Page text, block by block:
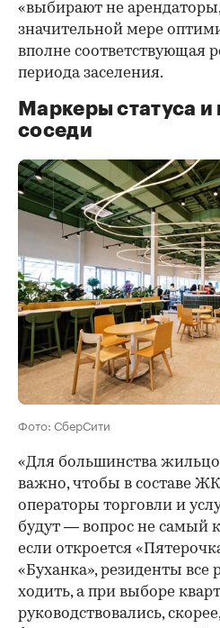
«выбирают не
значительной мере
вполне соответствующая
периода заселения.
Маркеры статуса
соседи
Фото: СберСити
«Для большинства
важно, чтобы в составе
операторы торговли и
будут — вопрос не самый
если откроется
«Буханка», резиденты все
ходить, а при выборе
руководствовались,